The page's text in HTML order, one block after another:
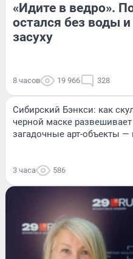
«Идите в ведро».
остался без воды
засуху
8 часов 19 966 328
Сибирский Бэнкси: как
черной маске развешивает
загадочные арт-объекты —
3 часа 586